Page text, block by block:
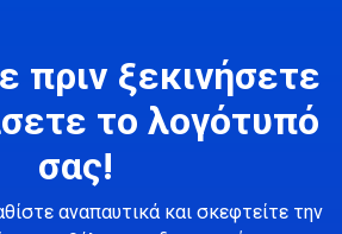
πριν ξεκινήσετε
το λογότυπό
σας!
αναπαυτικά και σκεφτείτε την